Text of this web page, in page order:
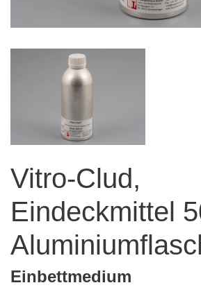
Vitro-Clud,
Eindeckmittel
Einbettmedium